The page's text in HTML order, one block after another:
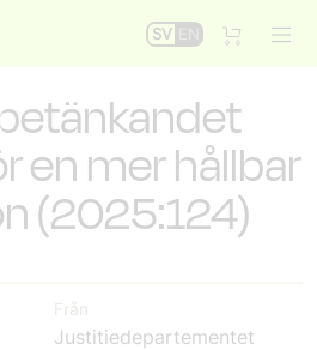
SV
en mer hållbar
(2025:124)
Från
Justitiedepartementet